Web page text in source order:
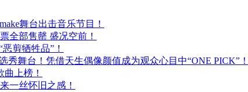
舞台出击音乐节目！
全部售罄 盛况空前！
剪牺牲品”！
秀舞台！凭借天生偶像颜值成为观众心目中“ONE PICK”！
上榜！
一丝怀旧之感！